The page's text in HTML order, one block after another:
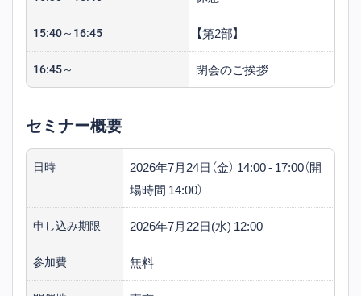
15:40～16:45 【第2部】
16:45～ 閉会のご挨拶
セミナー概要
日時
2026年7月24日（金） 14:00 - 17:00（開
場時間 14:00）
申し込み期限 2026年7月22日(水) 12:00
参加費 無料